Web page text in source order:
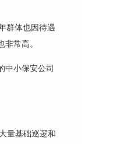
群体也因待遇
非常高。
中小保安公司
量基础巡逻和